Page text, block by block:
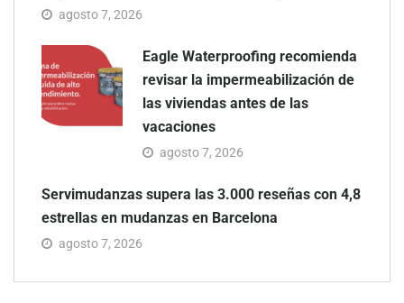
agosto 7, 2026
Eagle Waterproofing recomienda
revisar la impermeabilización de
las viviendas antes de las
vacaciones
agosto 7, 2026
Servimudanzas supera las 3.000 reseñas con 4,8
estrellas en mudanzas en Barcelona
agosto 7, 2026